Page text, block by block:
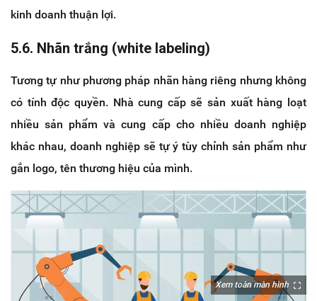
kinh doanh thuận lợi.
5.6. Nhãn trắng (white labeling)
Tương tự như phương pháp nhãn hàng riêng nhưng không
có tính độc quyền. Nhà cung cấp sẽ sản xuất hàng loạt
nhiều sản phẩm và cung cấp cho nhiều doanh nghiệp
khác nhau, doanh nghiệp sẽ tự ý tùy chỉnh sản phẩm như
gắn logo, tên thương hiệu của mình.
Xem toàn màn hình